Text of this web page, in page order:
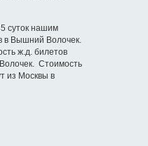
суток нашим
в Вышний Волочек.
ж.д. билетов
Стоимость
из Москвы в